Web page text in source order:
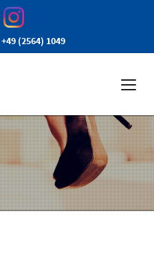
+49 (2564) 1049